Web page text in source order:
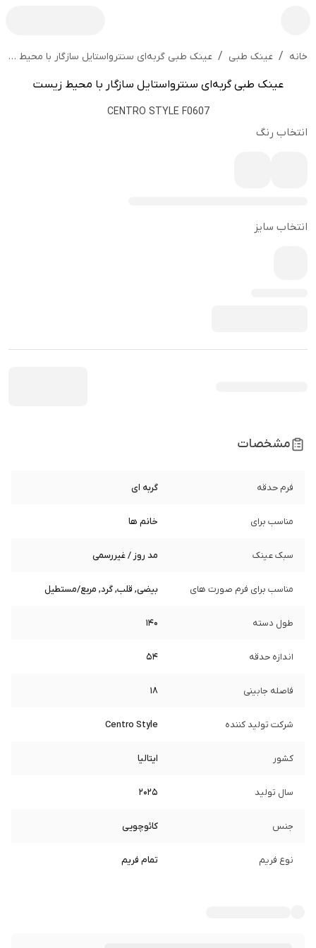
خانه / عینک طبی / عینک طبی گربه‌ای سنترواستایل سازگار با محیط زیست
عینک طبی گربه‌ای سنترواستایل سازگار با محیط زیست
CENTRO STYLE F0607
انتخاب رنگ
انتخاب سایز
مشخصات
فرم حدقه گربه ای
مناسب برای خانم ها
سبک عینک مد روز / غیررسمی
مناسب برای فرم صورت های بیضی, قلب, گرد, مربع/مستطیل
طول دسته 140
اندازه حدقه 54
فاصله جابینی 18
شرکت تولید کننده Centro Style
کشور ایتالیا
سال تولید 2025
جنس کائوچویی
نوع فریم تمام فریم